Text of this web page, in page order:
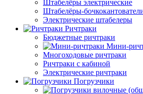
Штабелёры электрические
Штабелёры-
Электрические штабелеры
Ричтраки
Бюджетные ричтраки
Мини-
Многоходовые ричтраки
Ричтраки с кабиной
Электрические ричтраки
Погрузчики